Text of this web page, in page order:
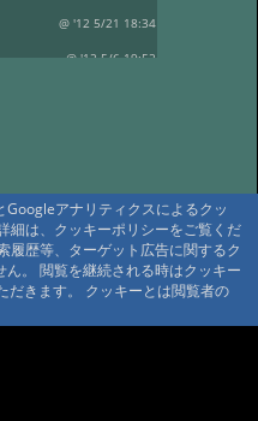
@ '12 5/21 18:34
@ '12 5/6 19:52
観燈祭 @ '12 3/27 19:46
@ '12 3/24 18:38
@ '12 3/13 18:41
… @ '12 3/3 15:24
アナリティクスによるクッ
細は、クッキーポリシーをご覧くだ
履歴等、ターゲット広告に関するク
ん。 閲覧を継続される時はクッキー
だきます。 クッキーとは閲覧者の